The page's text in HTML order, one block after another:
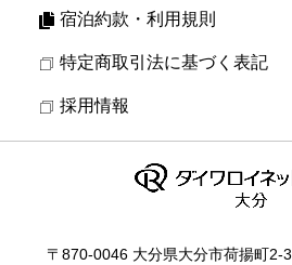
宿泊約款・利用規則
特定商取引法に基づく表記
採用情報
〒870-0046 大分県大分市荷揚町2-3